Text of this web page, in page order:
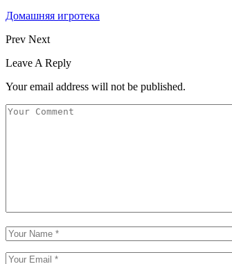
Домашняя игротека
Prev Next
Leave A Reply
Your email address will not be published.